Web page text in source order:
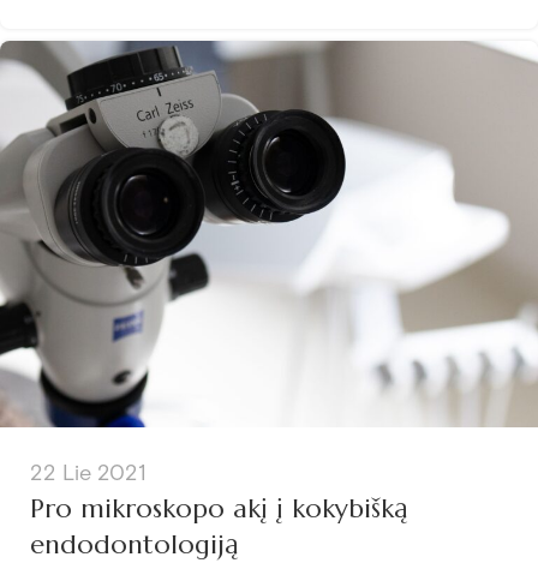
22 Lie 2021
Pro mikroskopo akį į kokybišką
endodontologiją